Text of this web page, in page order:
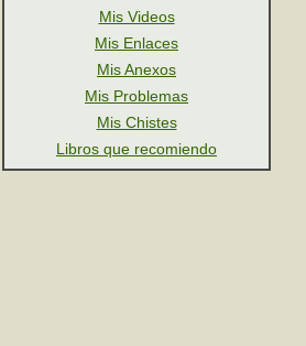
Mis Videos
Mis Enlaces
Mis Anexos
Mis Problemas
Mis Chistes
Libros que recomiendo